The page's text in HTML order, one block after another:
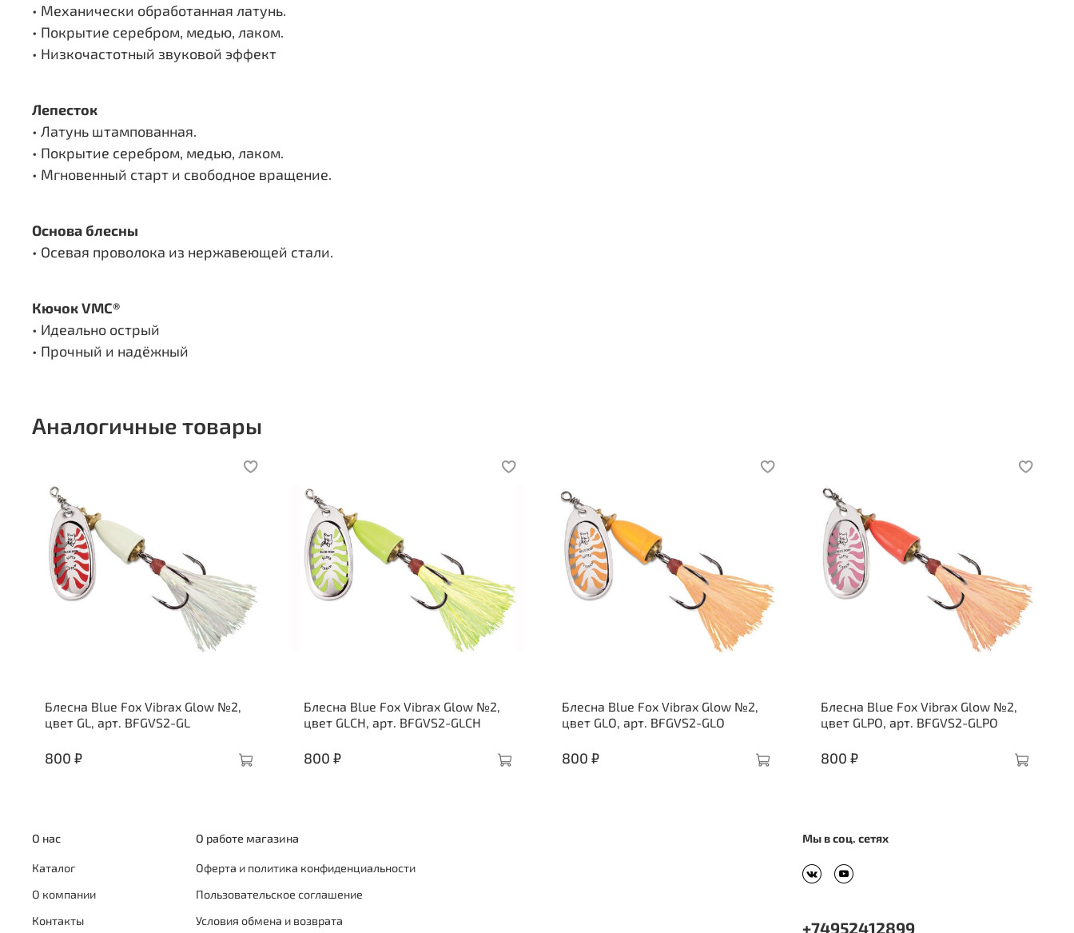
• Механически обработанная латунь.
• Покрытие серебром, медью, лаком.
• Низкочастотный звуковой эффект
Лепесток
• Латунь штампованная.
• Покрытие серебром, медью, лаком.
• Мгновенный старт и свободное вращение.
Основа блесны
• Осевая проволока из нержавеющей стали.
Кючок VMC®
• Идеально острый
• Прочный и надёжный
Аналогичные товары
Блесна Blue Fox Vibrax Glow №2,
цвет GL, арт. BFGVS2-GL
800 ₽
Блесна Blue Fox Vibrax Glow №2,
цвет GLCH, арт. BFGVS2-GLCH
800 ₽
Блесна Blue Fox Vibrax Glow №2,
цвет GLO, арт. BFGVS2-GLO
800 ₽
Блесна Blue Fox Vibrax Glow №2,
цвет GLPO, арт. BFGVS2-GLPO
800 ₽
О нас
Каталог
О компании
Контакты
О работе магазина
Оферта и политика конфиденциальности
Пользовательское соглашение
Условия обмена и возврата
Мы в соц. сетях
+74952412899